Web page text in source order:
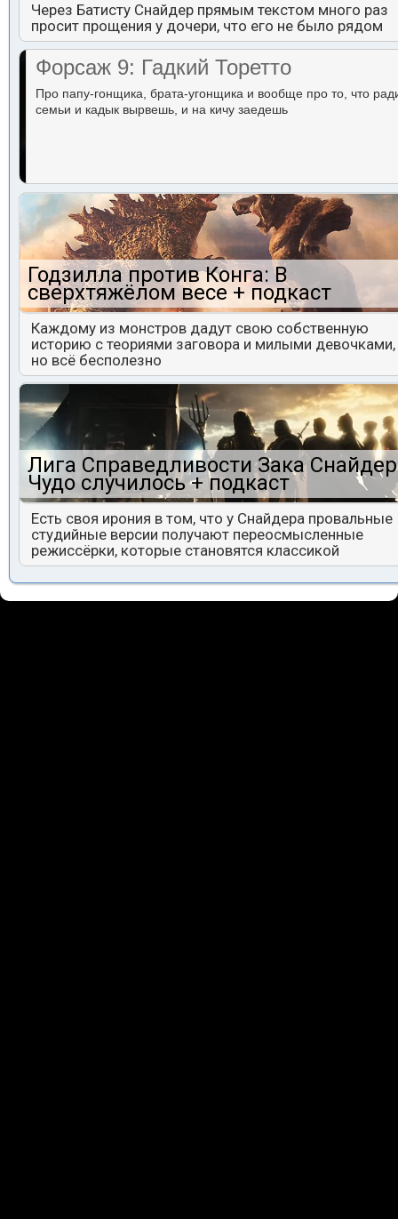
Через Батисту Снайдер прямым текстом много раз
просит прощения у дочери, что его не было рядом
Форсаж 9: Гадкий Торетто
Про папу-гонщика, брата-угонщика и вообще про то, что
семьи и кадык вырвешь, и на кичу заедешь
Годзилла против Конга: В
сверхтяжёлом весе + подкаст
Каждому из монстров дадут свою собственную
историю с теориями заговора и милыми девочками,
но всё бесполезно
Лига Справедливости Зака
Чудо случилось + подкаст
Есть своя ирония в том, что у Снайдера провальные
студийные версии получают переосмысленные
режиссёрки, которые становятся классикой